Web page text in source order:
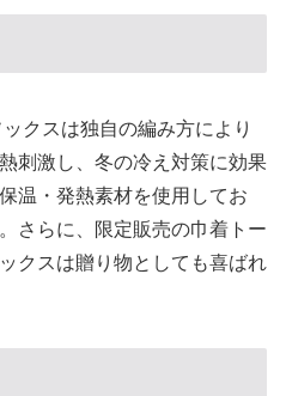
クスは独自の編み方により
刺激し、冬の冷え対策に効果
温・発熱素材を使用してお
さらに、限定販売の巾着トー
クスは贈り物としても喜ばれ